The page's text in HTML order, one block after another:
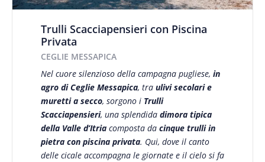
Trulli Scacciapensieri con Piscina
Privata
CEGLIE MESSAPICA
Nel cuore silenzioso della campagna pugliese, in
agro di Ceglie Messapica, tra ulivi secolari e
muretti a secco, sorgono i Trulli
Scacciapensieri, una splendida dimora tipica
della Valle d’Itriacomposta da cinque trulli in
pietra con piscina privata. Qui, dove il canto
delle cicale accompagna le giornate e il cielo si fa